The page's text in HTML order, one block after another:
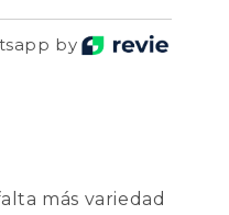
by
más variedad